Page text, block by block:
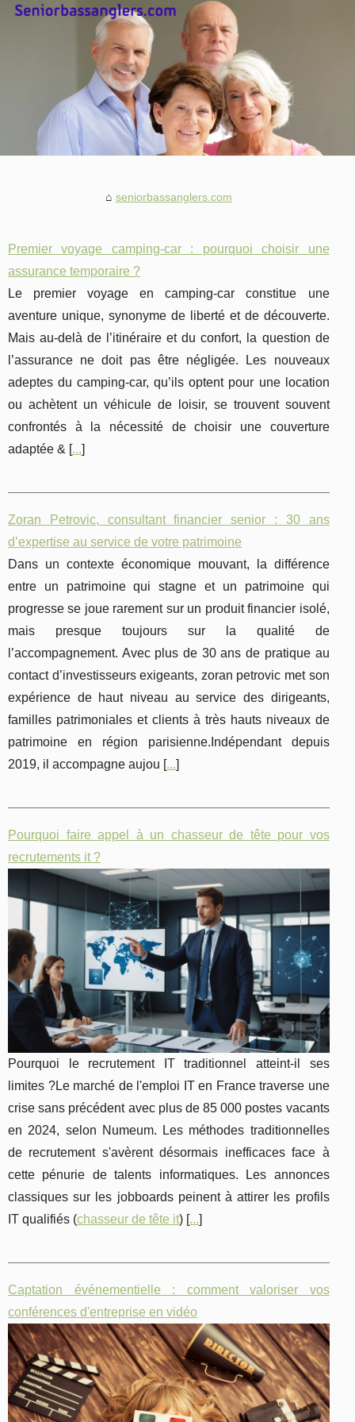
seniorbassanglers.com
Premier voyage camping-car : pourquoi choisir une
assurance temporaire ?
Le premier voyage en camping-car constitue une
aventure unique, synonyme de liberté et de découverte.
Mais au-delà de l’itinéraire et du confort, la question de
l’assurance ne doit pas être négligée. Les nouveaux
adeptes du camping-car, qu’ils optent pour une location
ou achètent un véhicule de loisir, se trouvent souvent
confrontés à la nécessité de choisir une couverture
adaptée & [...]
Zoran Petrovic, consultant financier senior : 30 ans
d’expertise au service de votre patrimoine
Dans un contexte économique mouvant, la différence
entre un patrimoine qui stagne et un patrimoine qui
progresse se joue rarement sur un produit financier isolé,
mais presque toujours sur la qualité de
l’accompagnement. Avec plus de 30 ans de pratique au
contact d’investisseurs exigeants, zoran petrovic met son
expérience de haut niveau au service des dirigeants,
familles patrimoniales et clients à très hauts niveaux de
patrimoine en région parisienne.Indépendant depuis
2019, il accompagne aujou [...]
Pourquoi faire appel à un chasseur de tête pour vos
recrutements it ?
Pourquoi le recrutement IT traditionnel atteint-il ses
limites ?Le marché de l'emploi IT en France traverse une
crise sans précédent avec plus de 85 000 postes vacants
en 2024, selon Numeum. Les méthodes traditionnelles
de recrutement s'avèrent désormais inefficaces face à
cette pénurie de talents informatiques. Les annonces
classiques sur les jobboards peinent à attirer les profils
IT qualifiés (chasseur de tête it) [...]
Captation événementielle : comment valoriser vos
conférences d'entreprise en vidéo